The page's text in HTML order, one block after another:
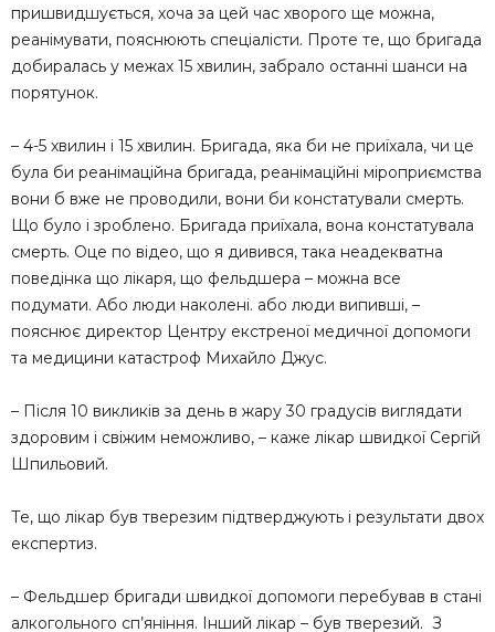
пришвидшується, хоча за цей час хворого ще можна,
реанімувати, пояснюють спеціалісти. Проте те, що бригада
добиралась у межах 15 хвилин, забрало останні шанси на
порятунок.
– 4-5 хвилин і 15 хвилин. Бригада, яка би не приїхала, чи це
була би реанімаційна бригада, реанімаційні міроприємства
вони б вже не проводили, вони би констатували смерть.
Що було і зроблено. Бригада приїхала, вона констатувала
смерть. Оце по відео, що я дивився, така неадекватна
поведінка що лікаря, що фельдшера – можна все
подумати. Або люди наколені. або люди випивші, –
пояснює директор Центру екстреної медичної допомоги
та медицини катастроф Михайло Джус.
– Після 10 викликів за день в жару 30 градусів виглядати
здоровим і свіжим неможливо, – каже лікар швидкої Сергій
Шпильовий.
Те, що лікар був тверезим підтверджують і результати двох
експертиз.
– Фельдшер бригади швидкої допомоги перебував в стані
алкогольного сп’яніння. Інший лікар – був тверезий. З